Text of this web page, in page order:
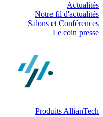
Actualités
Notre fil d'actualités
Salons et Conférences
Le coin presse
Produits AllianTech